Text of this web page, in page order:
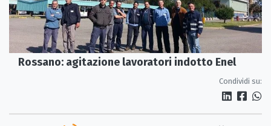
Rossano: agitazione lavoratori indotto Enel
Condividi su: